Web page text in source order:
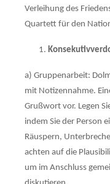
Ver­leihung des
Quartett für den
a) Gruppenarbeit:
mit Notizennahme.
Grußwort vor. Legen
indem Sie der Per­son
Räuspern,
achten auf die
um im Anschluss